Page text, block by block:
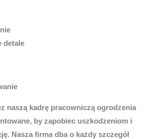
detale
naszą kadrę pracowniczą ogrodzenia
by zapobiec uszkodzeniom i
Nasza firma dba o każdy szczegół